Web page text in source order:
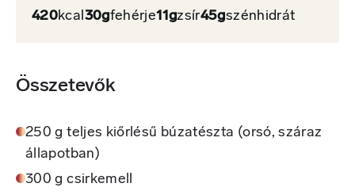
420kcal 30gfehérje11gzsír45gszénhidrát
Összetevők
250 g teljes kiőrlésű búzatészta (orsó, száraz
állapotban)
300 g csirkemell